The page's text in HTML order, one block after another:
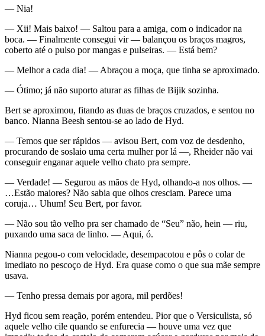
— Nia!
— Xii! Mais baixo! — Saltou para a amiga, com o indicador na
boca. — Finalmente consegui vir — balançou os braços magros,
coberto até o pulso por mangas e pulseiras. — Está bem?
— Melhor a cada dia! — Abraçou a moça, que tinha se aproximado.
— Ótimo; já não suporto aturar as filhas de Bijik sozinha.
Bert se aproximou, fitando as duas de braços cruzados, e sentou no
banco. Nianna Beesh sentou-se ao lado de Hyd.
— Temos que ser rápidos — avisou Bert, com voz de desdenho,
procurando de soslaio uma certa mulher por lá —, Rheider não vai
conseguir enganar aquele velho chato pra sempre.
— Verdade! — Segurou as mãos de Hyd, olhando-a nos olhos. —
…Estão maiores? Não sabia que olhos cresciam. Parece uma
coruja… Uhum! Seu Bert, por favor.
— Não sou tão velho pra ser chamado de “Seu” não, hein — riu,
puxando uma saca de linho. — Aqui, ó.
Nianna pegou-o com velocidade, desempacotou e pôs o colar de
imediato no pescoço de Hyd. Era quase como o que sua mãe sempre
usava.
— Tenho pressa demais por agora, mil perdões!
Hyd ficou sem reação, porém entendeu. Pior que o Versiculista, só
aquele velho cile quando se enfurecia — houve uma vez que